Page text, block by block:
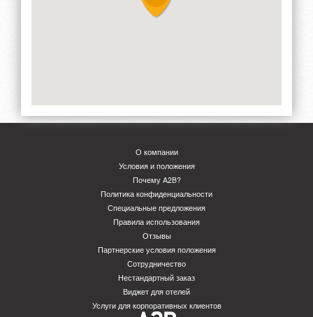
О компании
Условия и положения
Почему A2B?
Политика конфиденциальности
Специальные предложения
Правила использования
Отзывы
Партнерские условия положения
Сотрудничество
Нестандартный заказ
Виджет для отелей
Услуги для корпоративных клиентов